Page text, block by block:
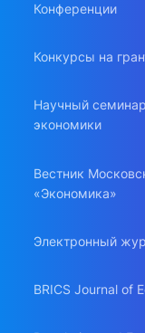
Конференции
Конкурсы на
Научный
экономики
Вестник
«Экономика»
Электронный
BRICS Journal of